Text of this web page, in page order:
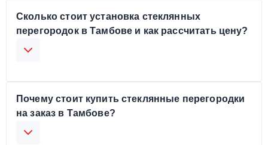
Сколько стоит установка стеклянных
перегородок в Тамбове и как рассчитать цену?
Почему стоит купить стеклянные перегородки
на заказ в Тамбове?